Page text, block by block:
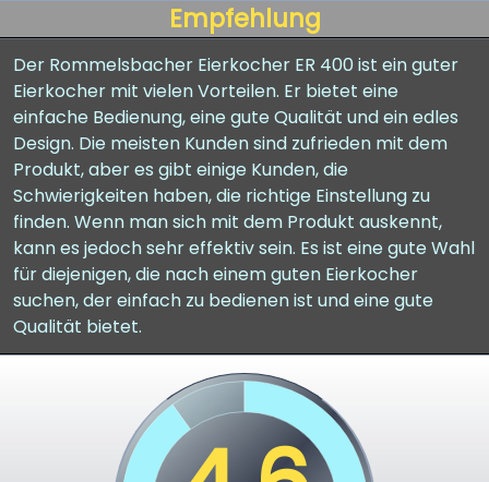
Empfehlung
Der Rommelsbacher Eierkocher ER 400 ist ein guter
Eierkocher mit vielen Vorteilen. Er bietet eine
einfache Bedienung, eine gute Qualität und ein edles
Design. Die meisten Kunden sind zufrieden mit dem
Produkt, aber es gibt einige Kunden, die
Schwierigkeiten haben, die richtige Einstellung zu
finden. Wenn man sich mit dem Produkt auskennt,
kann es jedoch sehr effektiv sein. Es ist eine gute Wahl
für diejenigen, die nach einem guten Eierkocher
suchen, der einfach zu bedienen ist und eine gute
Qualität bietet.